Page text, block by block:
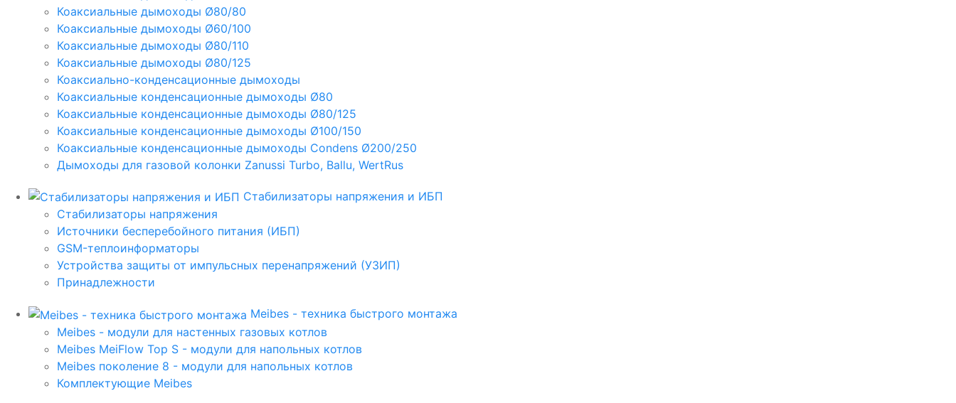
Коаксиальные дымоходы Ø80/80
Коаксиальные дымоходы Ø60/100
Коаксиальные дымоходы Ø80/110
Коаксиальные дымоходы Ø80/125
Коаксиально-конденсационные дымоходы
Коаксиальные конденсационные дымоходы Ø80
Коаксиальные конденсационные дымоходы Ø80/125
Коаксиальные конденсационные дымоходы Ø100/150
Коаксиальные конденсационные дымоходы Condens Ø200/250
Дымоходы для газовой колонки Zanussi Turbo, Ballu, WertRus
Стабилизаторы напряжения и ИБП
Стабилизаторы напряжения
Источники бесперебойного питания (ИБП)
GSM-теплоинформаторы
Устройства защиты от импульсных перенапряжений (УЗИП)
Принадлежности
Meibes - техника быстрого монтажа
Meibes - модули для настенных газовых котлов
Meibes MeiFlow Top S - модули для напольных котлов
Meibes поколение 8 - модули для напольных котлов
Комплектующие Meibes